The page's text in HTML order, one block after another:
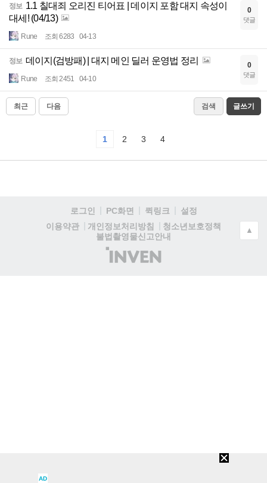
정보 1.1 칠대죄 오리진 티어표 | 데이지 포함 대지 속성이
대세! (04/13)
Rune 조회 6283 04-13
0
댓글
정보 데이지(검방패) | 대지 메인 딜러 운영법 정리
Rune 조회 2451 04-10
0
댓글
최근 다음 검색 글쓰기
1 2 3 4
로그인 PC화면 퀵링크
설정
이용약관
개인정보처리방침
청소년보호정책
불법촬영물신고안내
(주)
인
▲
AD